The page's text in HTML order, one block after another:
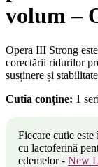
volum –
Opera III Strong
corectării ridurilor
susținere și
Cutia conține: 1
Fiecare cutie
cu lactoferină
edemelor - New